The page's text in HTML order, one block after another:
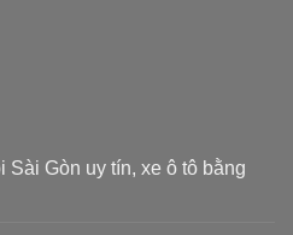
Sài Gòn uy tín, xe ô tô bằng